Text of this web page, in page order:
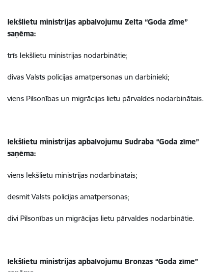
Iekšlietu ministrijas apbalvojumu Zelta “Goda zīme”
saņēma:
trīs Iekšlietu ministrijas nodarbinātie;
divas Valsts policijas amatpersonas un darbinieki;
viens Pilsonības un migrācijas lietu pārvaldes nodarbinātais.
Iekšlietu ministrijas apbalvojumu Sudraba “Goda zīme”
saņēma:
viens Iekšlietu ministrijas nodarbinātais;
desmit Valsts policijas amatpersonas;
divi Pilsonības un migrācijas lietu pārvaldes nodarbinātie.
Iekšlietu ministrijas apbalvojumu Bronzas “Goda zīme”